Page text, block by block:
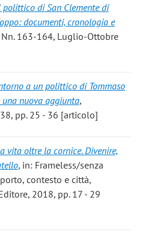
polittico di San Clemente di
documenti, cronologia e
Nn. 163-164, Luglio-Ottobre
a un polittico di Tommaso
una nuova aggiunta,
pp. 25 - 36 [articolo]
vita oltre la cornice. Divenire,
, in: Frameless/senza
contesto e città,
2018, pp. 17 - 29